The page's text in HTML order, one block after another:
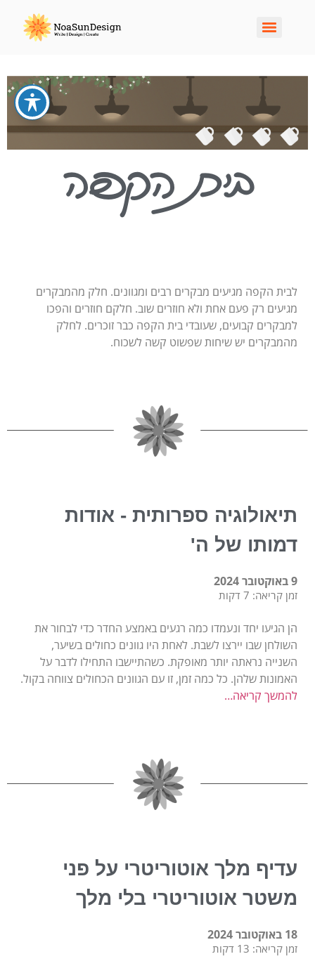
בית הקפה
לבית הקפה מגיעים מבקרים רבים ומגוונים. חלק מהמבקרים
מגיעים רק פעם אחת ולא חוזרים שוב. חלקם חוזרים והפכו
למבקרים קבועים, שעובדי בית הקפה כבר זוכרים. לחלק
מהמבקרים יש שיחות שפשוט קשה לשכוח.
תיאולוגיה ספרותית - אודות
דמותו של ה'
9 באוקטובר 2024
זמן קריאה: 7 דקות
הן הגיעו יחד ונעמדו כמה רגעים באמצע החדר כדי לבחור את
השולחן שבו יירצו לשבת. לאחת היו גוונים כחולים בשיער,
השנייה נראתה יותר מאופקת. כשהתיישבו התחילו לדבר על
האמונות שלהן. כל כמה זמן, זו עם הגוונים הכחולים צווחה בקול.
להמשך קריאה…
עדיף מלך אוטוריטרי על פני
משטר אוטוריטרי בלי מלך
18 באוקטובר 2024
זמן קריאה: 13 דקות